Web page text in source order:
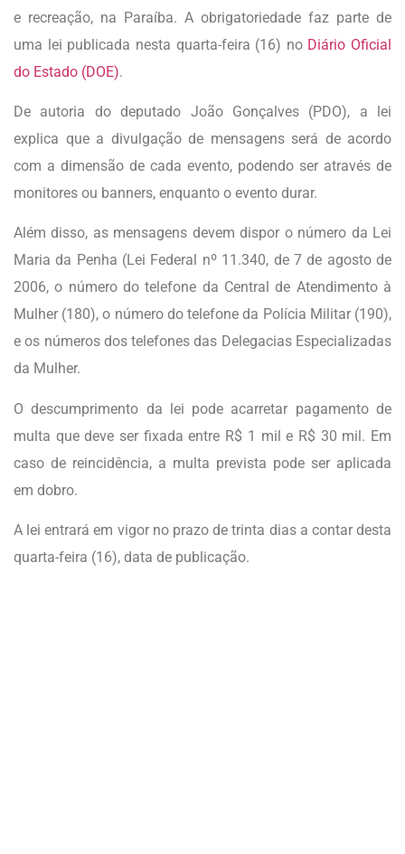
e recreação, na Paraíba. A obrigatoriedade faz parte de
uma lei publicada nesta quarta-feira (16) no Diário Oficial
do Estado (DOE).
De autoria do deputado João Gonçalves (PDO), a lei
explica que a divulgação de mensagens será de acordo
com a dimensão de cada evento, podendo ser através de
monitores ou banners, enquanto o evento durar.
Além disso, as mensagens devem dispor o número da Lei
Maria da Penha (Lei Federal nº 11.340, de 7 de agosto de
2006, o número do telefone da Central de Atendimento à
Mulher (180), o número do telefone da Polícia Militar (190),
e os números dos telefones das Delegacias Especializadas
da Mulher.
O descumprimento da lei pode acarretar pagamento de
multa que deve ser fixada entre R$ 1 mil e R$ 30 mil. Em
caso de reincidência, a multa prevista pode ser aplicada
em dobro.
A lei entrará em vigor no prazo de trinta dias a contar desta
quarta-feira (16), data de publicação.